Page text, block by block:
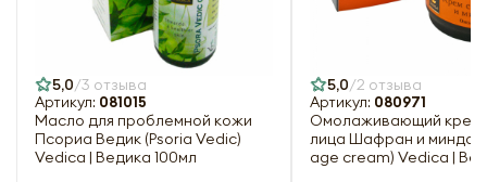
5,0 3 отзыва
Артикул: 081015
Масло для проблемной кожи
Псориа Ведик (Psoria Vedic)
Vedica | Ведика 100мл
5,0 2 отзыва
Артикул: 080971
Омолаживающий крем
лица Шафран и
age cream) Vedica |